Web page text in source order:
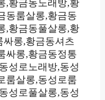
,황금동노래방,황
동룸살롱,황금동
,황금동풀살롱,황
싸롱,황금동셔츠
싸롱,황금동정통
성로노래방,동성
룸살롱,동성로룸
성로풀살롱,동성